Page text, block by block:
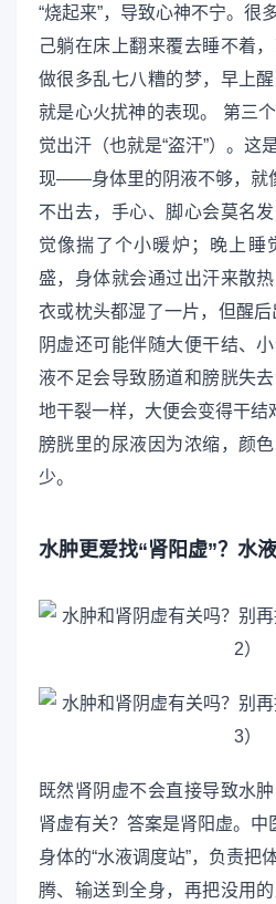
“烧起来”，导致心神不宁。很
己躺在床上翻来覆去睡不着
做很多乱七八糟的梦，早上
就是心火扰神的表现。 第三
觉出汗（也就是“盗汗”）。这
现——身体里的阴液不够，就
不出去，手心、脚心会莫名
觉像揣了个小暖炉；晚上睡
盛，身体就会通过出汗来散
衣或枕头都湿了一片，但醒
阴虚还可能伴随大便干结、
液不足会导致肠道和膀胱失
地干裂一样，大便会变得干结
膀胱里的尿液因为浓缩，颜
少。
水肿更爱找“肾阳虚”？水
既然肾阴虚不会直接导致水
肾虚有关？答案是肾阳虚。中
身体的“水液调度站”，负责把
腾、输送到全身，再把没用